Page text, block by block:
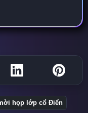
họp lớp cổ Điển